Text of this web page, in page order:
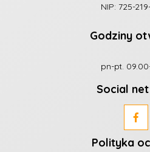
NIP: 725-
Godziny
pn-pt.
Social
Polityka